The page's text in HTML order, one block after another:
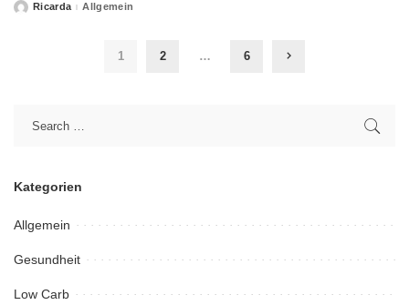
PostedRicarda Allgemein
1 2 … 6
Kategorien
Allgemein
Gesundheit
Low Carb